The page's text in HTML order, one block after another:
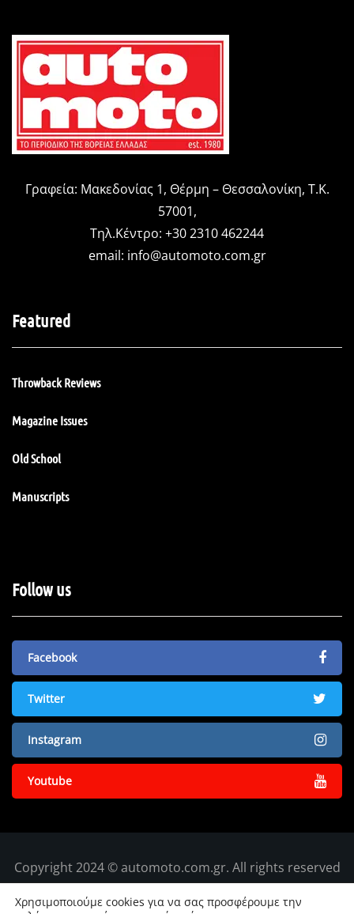
Γραφεία: Μακεδονίας 1, Θέρμη – Θεσσαλονίκη, Τ.Κ.
57001,
Τηλ.Κέντρο: +30 2310 462244
email: info@automoto.com.gr
Featured
Throwback Reviews
Magazine Issues
Old School
Manuscripts
Follow us
Facebook
Twitter
Instagram
Youtube
Copyright 2024 © automoto.com.gr. All rights reserved
Χρησιμοποιούμε cookies για να σας προσφέρουμε την